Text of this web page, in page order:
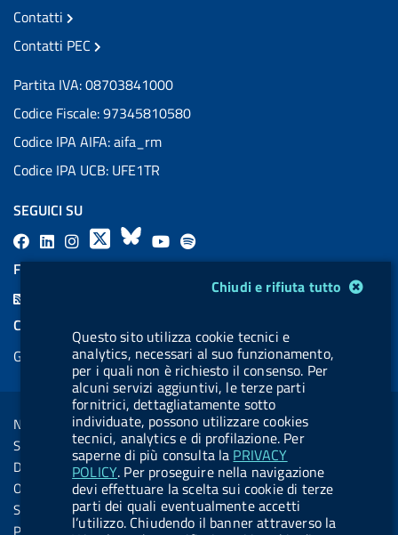
Chiudi e rifiuta tutto
Questo sito utilizza cookie tecnici e
analytics, necessari al suo funzionamento,
per i quali non è richiesto il consenso. Per
alcuni servizi aggiuntivi, le terze parti
fornitrici, dettagliatamente sotto
individuate, possono utilizzare cookies
tecnici, analytics e di profilazione. Per
saperne di più consulta la PRIVACY
POLICY. Per proseguire nella navigazione
devi effettuare la scelta sui cookie di terze
parti dei quali eventualmente accetti
l’utilizzo. Chiudendo il banner attraverso la
Contatti
Contatti PEC
Partita IVA: 08703841000
Codice Fiscale: 97345810580
Codice IPA AIFA: aifa_rm
Codice IPA UCB: UFE1TR
SEGUICI SU
F
a
L
i
a
l
.
b
u
t
t
o
n
.
X
B
l
s
k
y
Y
o
u
b
e
l
a
l
.
b
u
t
t
o
n
FEED RSS
COOKIES
Gestione cookie
Sezione Link Utili
Note legali
Social Media Policy
Dichiarazione di accessibilità
Obiettivi di accessibilità
Statistiche sito